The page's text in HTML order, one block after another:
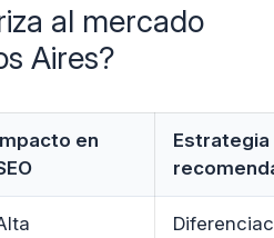
al mercado
Aires?
en
Estrategia